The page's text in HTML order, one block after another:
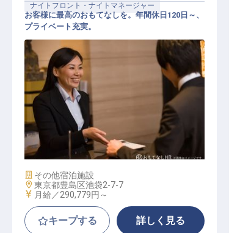
ナイトフロント・ナイトマネージャー
ナイトフロント
お客様に最高のおもてなしを。年間休日120日～、
プライベート充実。
施設業態
その他宿泊施設
勤務地
東京都豊島区池袋2-7-7
給与
月給／290,779円～
キープする 詳しく見る